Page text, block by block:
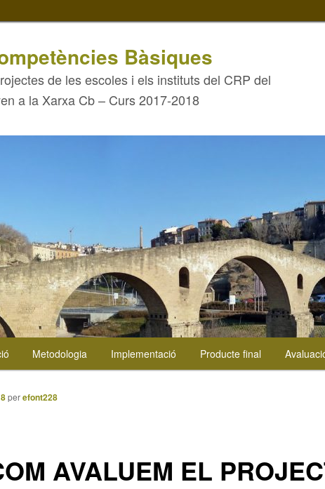
Bàsiques
de les escoles i els instituts del CRP del
a la Xarxa Cb – Curs 2017-2018
Metodologia Implementació Producte final
AVALUEM EL
perefont228